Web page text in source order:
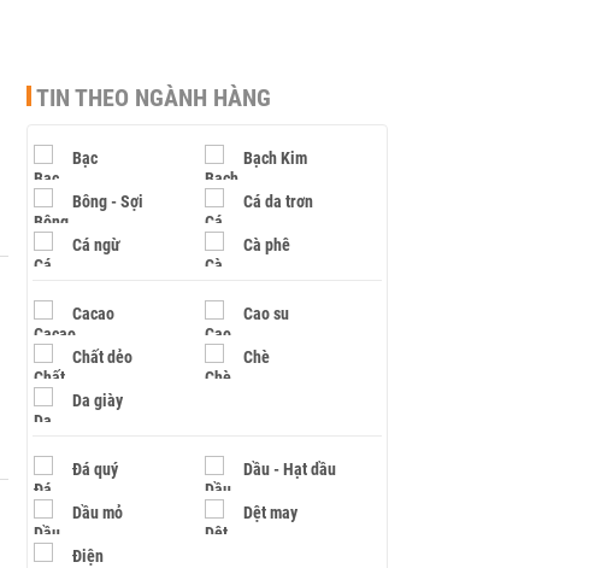
TIN THEO NGÀNH HÀNG
Bạc Bạch Kim
Bông - Sợi Cá da trơn
Cá ngừ Cà phê
Cacao Cao su
Chất dẻo Chè
Da giày
Đá quý Dầu - Hạt dầu
Dầu mỏ Dệt may
Điện